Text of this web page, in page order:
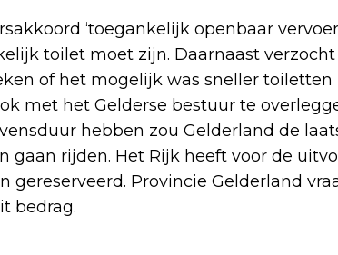
‘toegankelijk openbaar
toilet moet zijn. Daarnaast
of het mogelijk was sneller
met het Gelderse bestuur te
hebben zou Gelderland de
gaan rijden. Het Rijk heeft voor de
gereserveerd. Provincie Gelderland
bedrag.